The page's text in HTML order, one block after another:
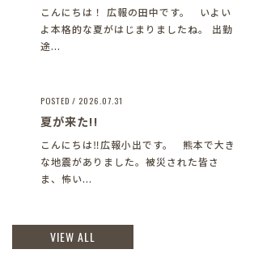
こんにちは！ 広報の田中です。 いよい
よ本格的な夏がはじまりましたね。 出勤
途...
POSTED / 2026.07.31
夏が来た!!
こんにちは‼︎広報小出です。 熊本で大き
な地震がありました。被災された皆さ
ま、怖い...
VIEW ALL